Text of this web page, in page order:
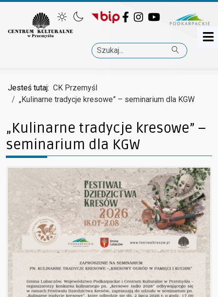
FacebookInstagramYouTube
Jesteś tutaj: CK Przemyśl
„Kulinarne tradycje kresowe” – seminarium dla KGW
„Kulinarne tradycje kresowe” –
seminarium dla KGW